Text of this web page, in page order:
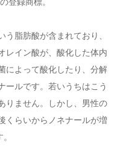
登録商標。
脂肪酸が含まれており、
レイン酸が、酸化した体内
によって酸化したり、分解
ールです。若いうちはこう
りません。しかし、男性の
くらいからノネナールが増